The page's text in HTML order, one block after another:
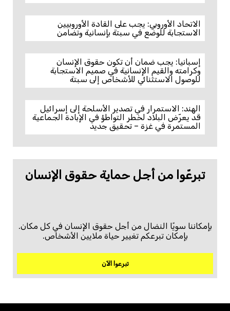
الاتحاد الأوروبي: يجب على القادة الأوروبيين
الاستجابة للوضع في سبتة بإنسانية وتضامن
إسبانيا: يجب ضمان أن تكون حقوق الإنسان
وكرامته والقيم الإنسانية في صميم الاستجابة
للوصول الاستثنائي للأشخاص إلى سبتة
الهند: الاستمرار في تصدير الأسلحة إلى إسرائيل
قد يعرّض البلاد لخطر التواطؤ في الإبادة الجماعية
المستمرة في غزة – تحقيق جديد
تبرعّوا من أجل حماية حقوق الإنسان
بإمكاننا سويًا النضال من أجل حقوق الإنسان في كل مكان.
بإمكان تبرعكم تغيير حياة ملايين الأشخاص.
تبرعوا الآن